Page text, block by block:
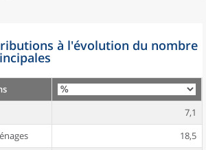
à l'évolution du nombre
7,1
18,5